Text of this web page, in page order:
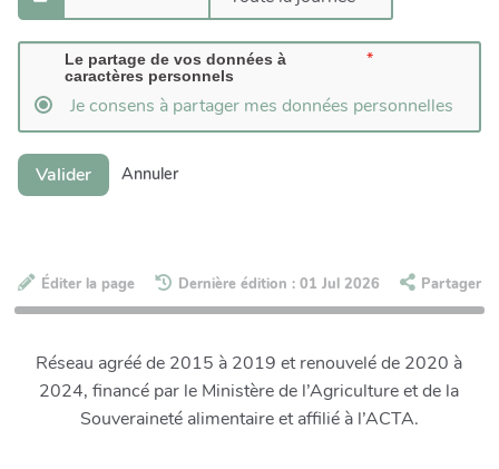
Le partage de vos données à
caractères personnels
Je consens à partager mes données personnelles
Valider Annuler
Éditer la page Dernière édition : 01 Jul 2026 Partager
Réseau agréé de 2015 à 2019 et renouvelé de 2020 à
2024, financé par le Ministère de l’Agriculture et de la
Souveraineté alimentaire et affilié à l’ACTA.